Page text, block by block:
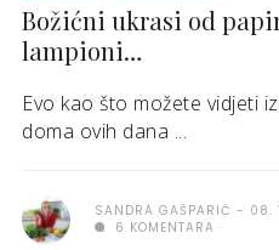
Božićni ukrasi od
lampioni…
Evo kao što možete vidjeti
doma ovih dana ...
SANDRA GAŠPARIĆ
08.
6 KOMENTARA